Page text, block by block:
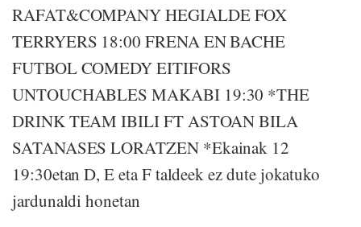
RAFAT&COMPANY HEGIALDE FOX
TERRYERS 18:00 FRENA EN BACHE
FUTBOL COMEDY EITIFORS
UNTOUCHABLES MAKABI 19:30 *THE
DRINK TEAM IBILI FT ASTOAN BILA
SATANASES LORATZEN *Ekainak 12
19:30etan D, E eta F taldeek ez dute jokatuko
jardunaldi honetan